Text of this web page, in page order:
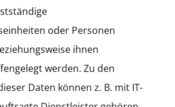
oder Personen
ihnen
werden. Zu den
Daten können z. B. mit IT-